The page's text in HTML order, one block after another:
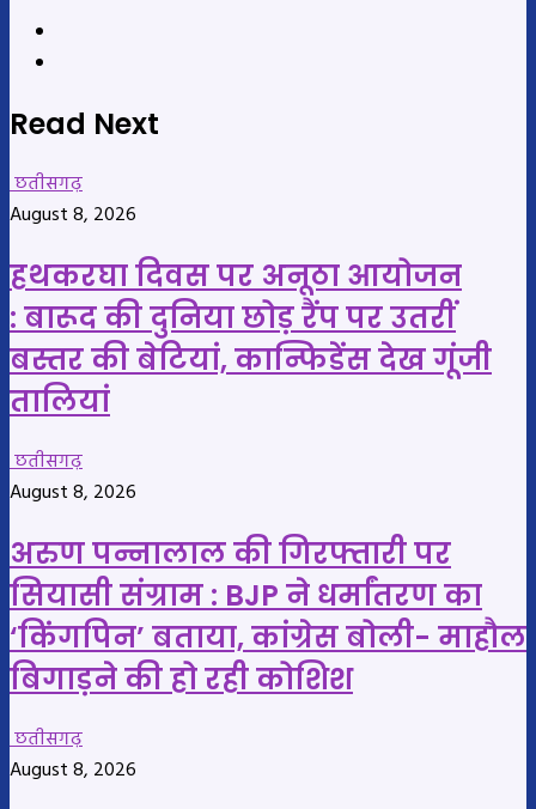
Read Next
छतीसगढ़
August 8, 2026
हथकरघा दिवस पर अनूठा आयोजन
: बारूद की दुनिया छोड़ रैंप पर उतरीं
बस्तर की बेटियां, कान्फिडेंस देख गूंजी
तालियां
छतीसगढ़
August 8, 2026
अरुण पन्नालाल की गिरफ्तारी पर
सियासी संग्राम : BJP ने धर्मांतरण का
‘किंगपिन’ बताया, कांग्रेस बोली- माहौल
बिगाड़ने की हो रही कोशिश
छतीसगढ़
August 8, 2026